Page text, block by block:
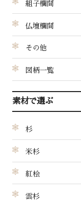
組子欄間
仏壇欄間
その他
図柄一覧
素材で選ぶ
杉
米杉
紅桧
雲杉